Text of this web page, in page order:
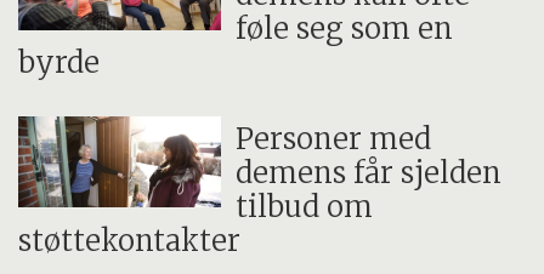
påvirkbare risikofaktorer og demens i
store befolkningsundersøkelser med mer
enn 270 000 persone..
Bidra til å bygge et nasjonalt
forskernettverk i demens.
Sørge for bedre kunnskap om prosessene
føle seg som en
byrde
Personer med
demens får sjelden
tilbud om
støttekontakter